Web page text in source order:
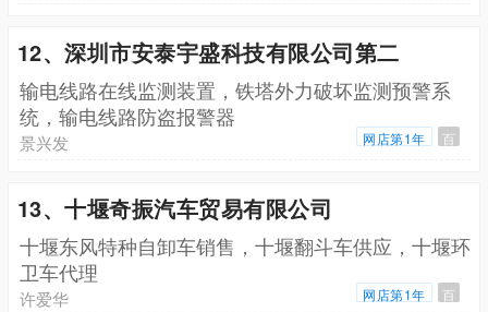
12、深圳市安泰宇盛科技有限公司第二
输电线路在线监测装置，铁塔外力破坏监测预警系
统，输电线路防盗报警器
景兴发 网店第1年 百
13、十堰奇振汽车贸易有限公司
十堰东风特种自卸车销售，十堰翻斗车供应，十堰环
卫车代理
许爱华 网店第1年 百